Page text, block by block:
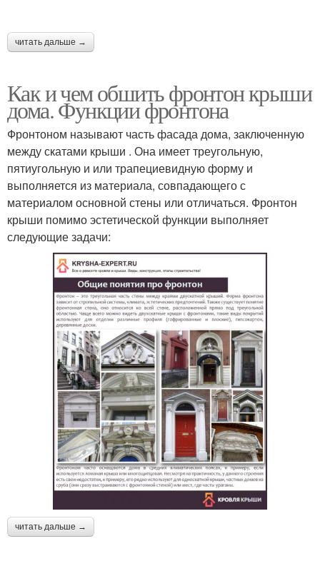
читать дальше →
Как и чем обшить фронтон крыши
дома. Функции фронтона
Фронтоном называют часть фасада дома, заключенную
между скатами крыши . Она имеет треугольную,
пятиугольную и или трапециевидную форму и
выполняется из материала, совпадающего с
материалом основной стены или отличаться. Фронтон
крыши помимо эстетической функции выполняет
следующие задачи:
читать дальше →